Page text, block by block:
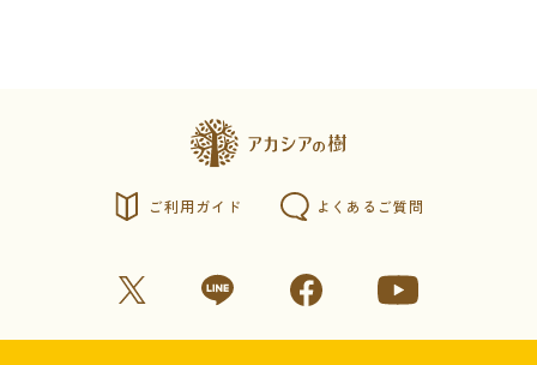
ご利用ガイド よくあるご質問